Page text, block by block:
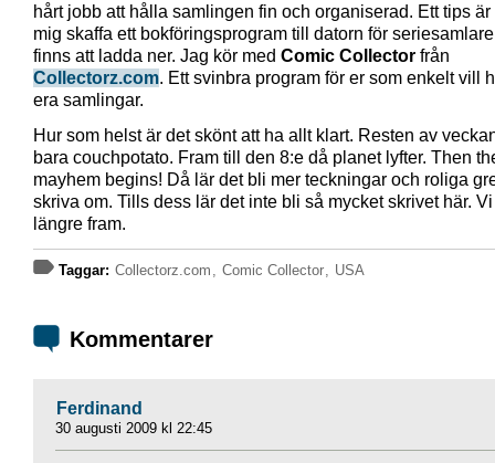
hårt jobb att hålla samlingen fin och organiserad. Ett tips är
mig skaffa ett bokföringsprogram till datorn för
finns att ladda ner. Jag kör med Comic Collector från
Collectorz.com. Ett svinbra program för er som enkelt vill
era samlingar.
Hur som helst är det skönt att ha allt klart. Resten av
bara couchpotato. Fram till den 8:e då planet lyfter. Then
mayhem begins! Då lär det bli mer teckningar och roliga
skriva om. Tills dess lär det inte bli så mycket skrivet här.
längre fram.
Taggar: Collectorz.com , Comic Collector, USA
Kommentarer
Ferdinand
30 augusti 2009 kl 22:45